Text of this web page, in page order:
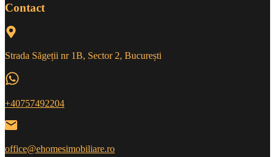
Contact
Strada Săgeții nr 1B, Sector 2, București
+40757492204
office@ehomesimobiliare.ro